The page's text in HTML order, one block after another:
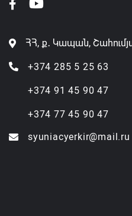
ՀՀ, ք․ Կապան,
+374 285 5 25 63
+374 91 45 90 47
+374 77 45 90 47
syuniacyerkir@mail.ru